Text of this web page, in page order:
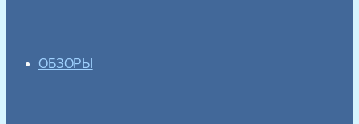
ОБЗОРЫ